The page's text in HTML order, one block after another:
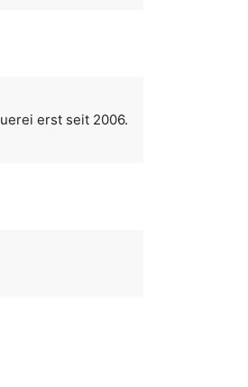
erst seit 2006.